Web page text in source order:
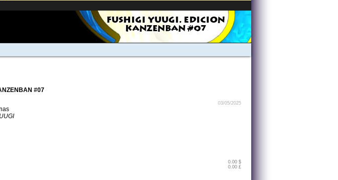
FUSHIGI YUUGI. EDICION
KANZENBAN #07
#07
03/05/2025
0.00 $
0.00 £